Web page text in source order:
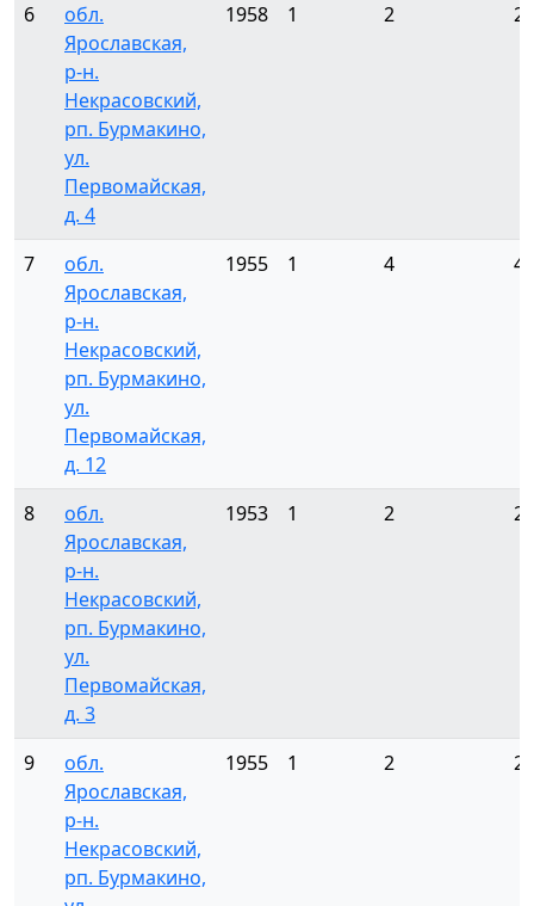
6
обл.
Ярославская,
р-н.
Некрасовский,
рп. Бурмакино,
ул.
Первомайская,
д. 4
1958 1 2 2
7
обл.
Ярославская,
р-н.
Некрасовский,
рп. Бурмакино,
ул.
Первомайская,
д. 12
1955 1 4 4
8
обл.
Ярославская,
р-н.
Некрасовский,
рп. Бурмакино,
ул.
Первомайская,
д. 3
1953 1 2 2
9
обл.
Ярославская,
р-н.
Некрасовский,
рп. Бурмакино,
1955 1 2 2